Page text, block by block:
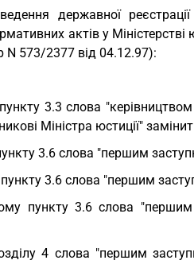
державної
актів у
N 573/2377 від 04.12.97):
3.3 слова
Міністра юстиції"
3.6 слова "першим
3.6 слова "першим
пункту 3.6 слова "першим
4 слова "першим